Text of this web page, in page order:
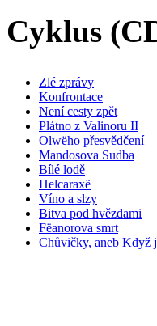
Cyklus
Zlé zprávy
Konfrontace
Není cesty zpět
Plátno z Valinoru II
Olwëho přesvědčení
Mandosova Sudba
Bílé lodě
Helcaraxë
Víno a slzy
Bitva pod hvězdami
Fëanorova smrt
Chůvičky, aneb Když